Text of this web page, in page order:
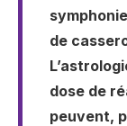
de
dose de
peuvent,